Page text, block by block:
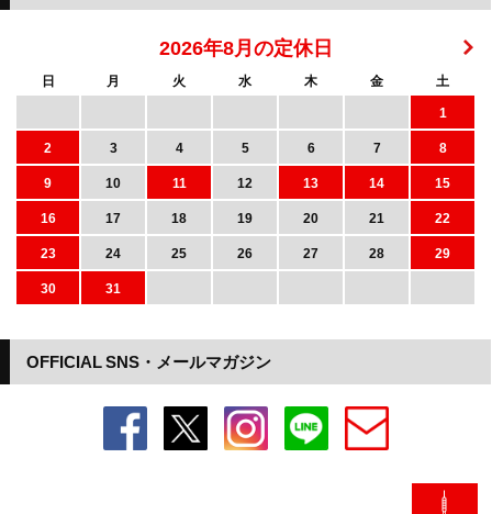
OFFICIAL SNS・メールマガジン
2026年8月の定休日
日 月 火 水 木 金
土
1
2
3 4 5 6 7
8
9
10 11 12 13 14
15
16
17 18 19 20 21
22
23
24 25 26 27 28
29
30
31